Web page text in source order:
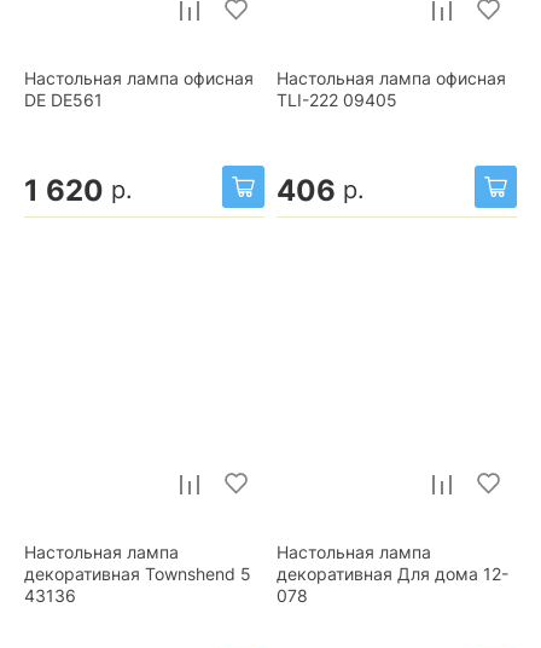
Настольная лампа офисная
DE DE561
1 620 р.
Настольная лампа офисная
TLI-222 09405
406 р.
Настольная лампа
декоративная Townshend 5
43136
Настольная лампа
декоративная Для дома 12-
078